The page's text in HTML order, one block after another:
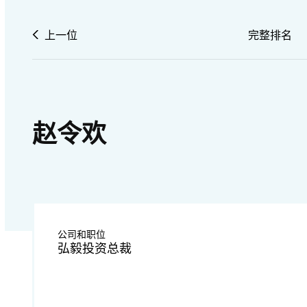
上一位 完整排名
赵令欢
公司和职位
弘毅投资总裁